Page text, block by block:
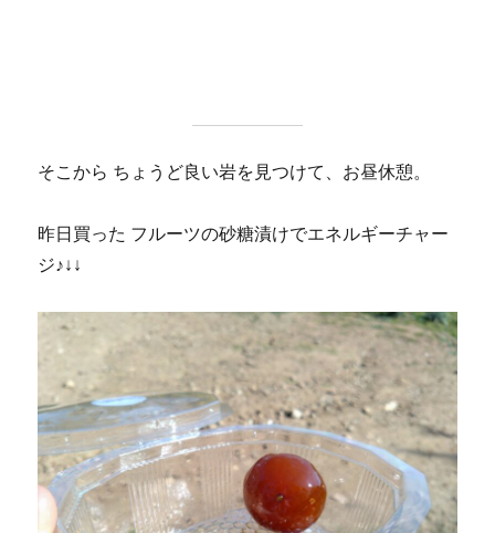
そこから ちょうど良い岩を見つけて、お昼休憩。
昨日買った フルーツの砂糖漬けでエネルギーチャー
ジ♪↓↓